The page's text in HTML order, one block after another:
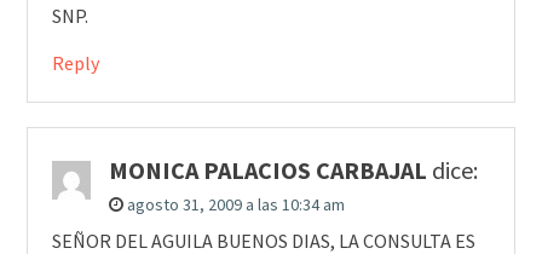
SNP.
Reply
MONICA PALACIOS CARBAJAL dice:
agosto 31, 2009 a las 10:34 am
SEÑOR DEL AGUILA BUENOS DIAS, LA CONSULTA ES